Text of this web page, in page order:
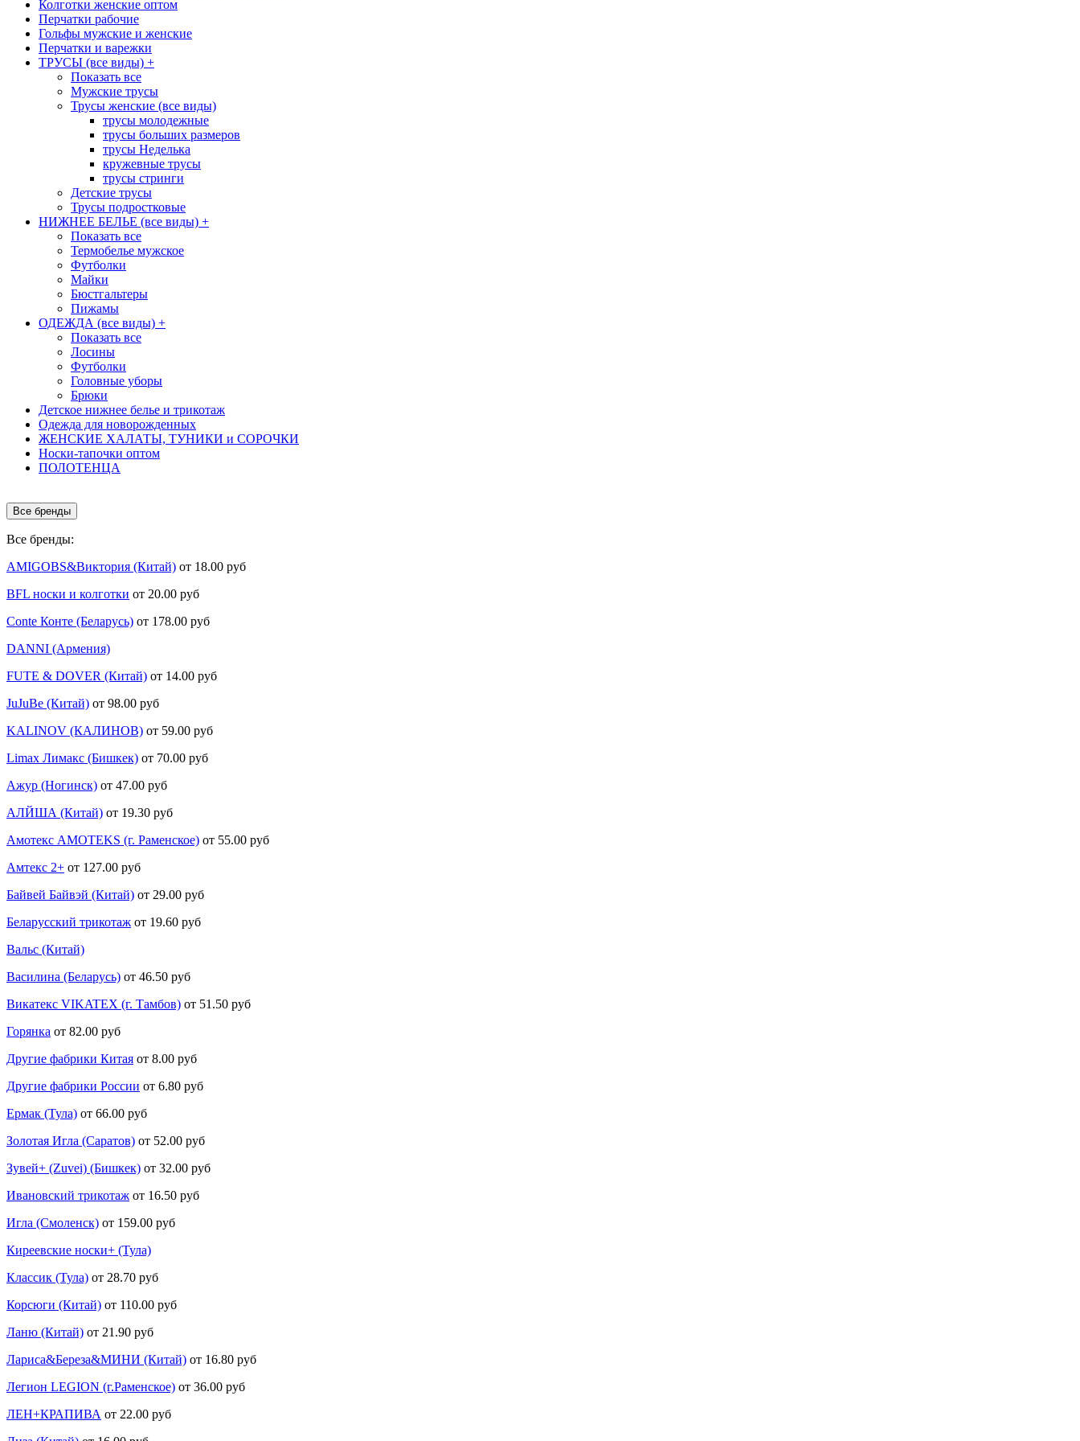
Колготки женские оптом
Перчатки рабочие
Гольфы мужские и женские
Перчатки и варежки
ТРУСЫ (все виды) +
Показать все
Мужские трусы
Трусы женские (все виды)
трусы молодежные
трусы больших размеров
трусы Неделька
кружевные трусы
трусы стринги
Детские трусы
Трусы подростковые
НИЖНЕЕ БЕЛЬЕ (все виды) +
Показать все
Термобелье мужское
Футболки
Майки
Бюстгальтеры
Пижамы
ОДЕЖДА (все виды) +
Показать все
Лосины
Футболки
Головные уборы
Брюки
Детское нижнее белье и трикотаж
Одежда для новорожденных
ЖЕНСКИЕ ХАЛАТЫ, ТУНИКИ и СОРОЧКИ
Носки-тапочки оптом
ПОЛОТЕНЦА
Все бренды
Все бренды:
AMIGOBS&Виктория (Китай) от 18.00 руб
BFL носки и колготки от 20.00 руб
Conte Конте (Беларусь) от 178.00 руб
DANNI (Армения)
FUTE & DOVER (Китай) от 14.00 руб
JuJuBe (Китай) от 98.00 руб
KALINOV (КАЛИНОВ) от 59.00 руб
Limax Лимакс (Бишкек) от 70.00 руб
Ажур (Ногинск) от 47.00 руб
АЛЙША (Китай) от 19.30 руб
Амотекс AMOTEKS (г. Раменское) от 55.00 руб
Амтекс 2+ от 127.00 руб
Байвей Байвэй (Китай) от 29.00 руб
Беларусский трикотаж от 19.60 руб
Вальс (Китай)
Василина (Беларусь) от 46.50 руб
Викатекс VIKATEX (г. Тамбов) от 51.50 руб
Горянка от 82.00 руб
Другие фабрики Китая от 8.00 руб
Другие фабрики России от 6.80 руб
Ермак (Тула) от 66.00 руб
Золотая Игла (Саратов) от 52.00 руб
Зувей+ (Zuvei) (Бишкек) от 32.00 руб
Ивановский трикотаж от 16.50 руб
Игла (Смоленск) от 159.00 руб
Киреевские носки+ (Тула)
Классик (Тула) от 28.70 руб
Корсюги (Китай) от 110.00 руб
Ланю (Китай) от 21.90 руб
Лариса&Береза&МИНИ (Китай) от 16.80 руб
Легион LEGION (г.Раменское) от 36.00 руб
ЛЕН+КРАПИВА от 22.00 руб